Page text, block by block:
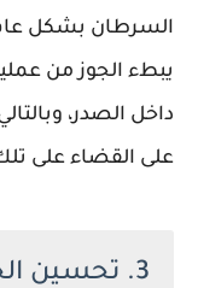
السرطان بشكل
يبطء الجوز من
داخل الصدر،
على القضاء على تلك
3. تحسين الخصوبة